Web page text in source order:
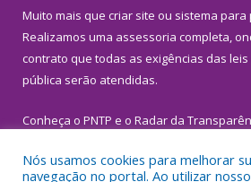
Muito mais que criar site ou sistema
Realizamos uma assessoria completa,
contrato que todas as exigências das leis
pública serão atendidas.
Conheça o PNTP e o Radar da
Nós usamos cookies para melhorar
navegação no portal. Ao utilizar